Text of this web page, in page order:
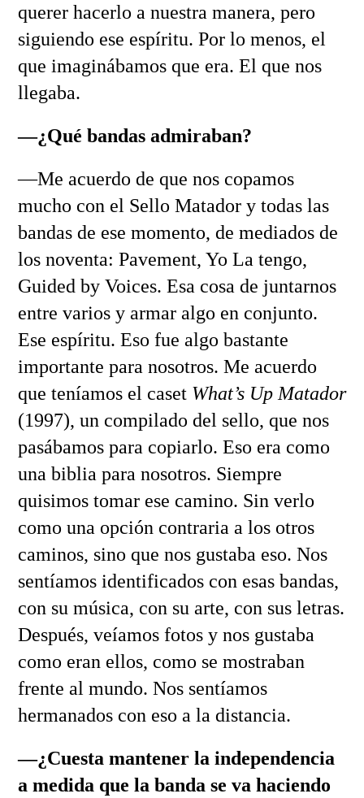
querer hacerlo a nuestra manera, pero
siguiendo ese espíritu. Por lo menos, el
que imaginábamos que era. El que nos
llegaba.
—¿Qué bandas admiraban?
—Me acuerdo de que nos copamos
mucho con el Sello Matador y todas las
bandas de ese momento, de mediados de
los noventa: Pavement, Yo La tengo,
Guided by Voices. Esa cosa de juntarnos
entre varios y armar algo en conjunto.
Ese espíritu. Eso fue algo bastante
importante para nosotros. Me acuerdo
que teníamos el caset What’s Up Matador
(1997), un compilado del sello, que nos
pasábamos para copiarlo. Eso era como
una biblia para nosotros. Siempre
quisimos tomar ese camino. Sin verlo
como una opción contraria a los otros
caminos, sino que nos gustaba eso. Nos
sentíamos identificados con esas bandas,
con su música, con su arte, con sus letras.
Después, veíamos fotos y nos gustaba
como eran ellos, como se mostraban
frente al mundo. Nos sentíamos
hermanados con eso a la distancia.
—¿Cuesta mantener la independencia
a medida que la banda se va haciendo